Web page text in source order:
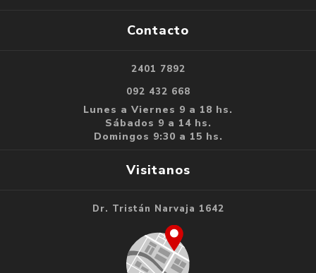
Contacto
2401 7892
092 432 668
Lunes a Viernes 9 a 18 hs.
Sábados 9 a 14 hs.
Domingos 9:30 a 15 hs.
Visitanos
Dr. Tristán Narvaja 1642